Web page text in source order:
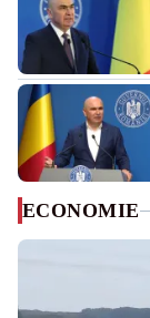
ECONOMIE